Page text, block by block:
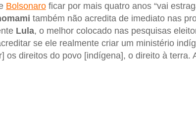
Bolsonaroficar por mais quatro anos “vai
também não acredita de imediato nas
Lula, o melhor colocado nas pesquisas
se ele realmente criar um ministério
os direitos do povo [indígena], o direito à terra.